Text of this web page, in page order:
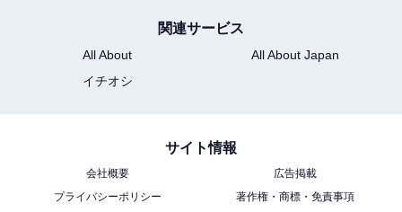
関連サービス
All About
All About Japan
イチオシ
サイト情報
会社概要
広告掲載
プライバシーポリシー
著作権・商標・免責事項